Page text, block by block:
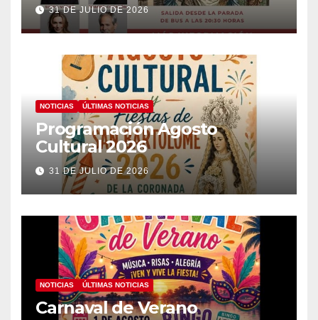
31 DE JULIO DE 2026
NOTICIAS ÚLTIMAS NOTICIAS
Programación Agosto
Cultural 2026
31 DE JULIO DE 2026
NOTICIAS ÚLTIMAS NOTICIAS
Carnaval de Verano